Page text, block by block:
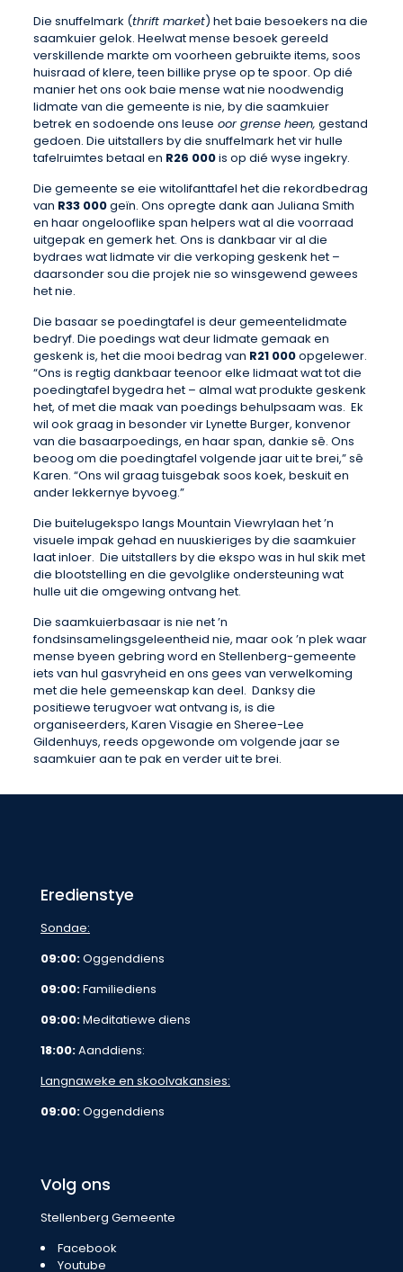
Die snuffelmark (thrift market) het baie besoekers na die
saamkuier gelok. Heelwat mense besoek gereeld
verskillende markte om voorheen gebruikte items, soos
huisraad of klere, teen billike pryse op te spoor. Op dié
manier het ons ook baie mense wat nie noodwendig
lidmate van die gemeente is nie, by die saamkuier
betrek en sodoende ons leuse oor grense heen, gestand
gedoen. Die uitstallers by die snuffelmark het vir hulle
tafelruimtes betaal en R26 000is op dié wyse ingekry.
Die gemeente se eie witolifanttafel het die rekordbedrag
van R33 000geïn. Ons opregte dank aan Juliana Smith
en haar ongelooflike span helpers wat al die voorraad
uitgepak en gemerk het. Ons is dankbaar vir al die
bydraes wat lidmate vir die verkoping geskenk het –
daarsonder sou die projek nie so winsgewend gewees
het nie.
Die basaar se poedingtafel is deur gemeentelidmate
bedryf. Die poedings wat deur lidmate gemaak en
geskenk is, het die mooi bedrag van R21 000opgelewer.
“Ons is regtig dankbaar teenoor elke lidmaat wat tot die
poedingtafel bygedra het – almal wat produkte geskenk
het, of met die maak van poedings behulpsaam was. Ek
wil ook graag in besonder vir Lynette Burger, konvenor
van die basaarpoedings, en haar span, dankie sê. Ons
beoog om die poedingtafel volgende jaar uit te brei,” sê
Karen. “Ons wil graag tuisgebak soos koek, beskuit en
ander lekkernye byvoeg.”
Die buitelugekspo langs Mountain Viewrylaan het ’n
visuele impak gehad en nuuskieriges by die saamkuier
laat inloer. Die uitstallers by die ekspo was in hul skik met
die blootstelling en die gevolglike ondersteuning wat
hulle uit die omgewing ontvang het.
Die saamkuierbasaar is nie net ’n
fondsinsamelingsgeleentheid nie, maar ook ’n plek waar
mense byeen gebring word en Stellenberg-gemeente
iets van hul gasvryheid en ons gees van verwelkoming
met die hele gemeenskap kan deel. Danksy die
positiewe terugvoer wat ontvang is, is die
organiseerders, Karen Visagie en Sheree-Lee
Gildenhuys, reeds opgewonde om volgende jaar se
saamkuier aan te pak en verder uit te brei.
Eredienstye
Sondae:
09:00:Oggenddiens
09:00:Familiediens
09:00:Meditatiewe diens
18:00:Aanddiens:
Langnaweke en skoolvakansies:
09:00:Oggenddiens
Volg ons
Stellenberg Gemeente
Facebook
Youtube